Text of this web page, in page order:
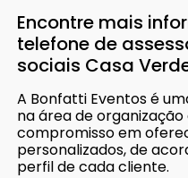
Encontre mais
telefone de
sociais Casa
A Bonfatti Eventos é
na área de
compromisso em
personalizados, de
perfil de cada cliente.